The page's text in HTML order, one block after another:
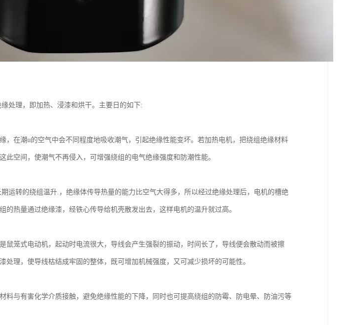
处理，即加热、浸漆和烘干。主要日的如下:
，在潮u的空气中会不同程度地吸收潮气，引起绝缘性能变坏。若加热电机，把绕组绝缘材料
此空间，使潮气不再侵入，可增强绕组的电气绝缘强度和防潮性能。
运转的绕组温升.，绝缘体传导热量的能力比空气大得多，所以经过绝缘处理后，电机的槽绝
的热量通过绝缘漆，经铁心传导给机壳散发出去，这样电机的温升就过高。
鼠笼式电动机，起动时电流很大，导线会产生强裂的振动，时间长了，导线便会散动而被擦
处理，使导线枯结成牢固的整体，既可增加机械强度，又可减少损坏的可能性。
料与有害化学介质接触，避免绝缘性能的下降，同时也可提高绕组的防霉、防电晕、防油污等